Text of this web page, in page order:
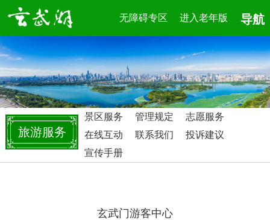
无障碍专区 进入老年版 导航
旅游服务
景区服务 管理规定
志愿服务
在线互动
联系我们
投诉建议
宣传手册
玄武门游客中心